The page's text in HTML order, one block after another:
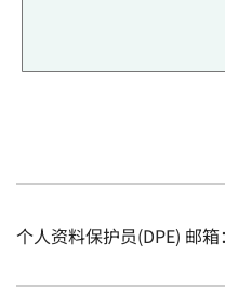
个人资料保护员(DPE) 邮